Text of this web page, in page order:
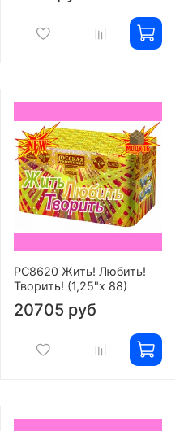
РС8620 Жить! Любить!
Творить! (1,25"х 88)
20705 руб